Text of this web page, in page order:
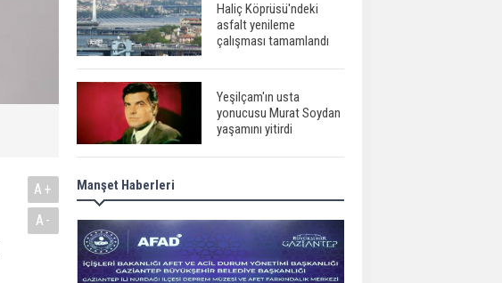
A+
A-
Haliç Köprüsü'ndeki
asfalt yenileme
çalışması tamamlandı
Yeşilçam'ın usta
yonucusu Murat Soydan
yaşamını yitirdi
Müsavat Dervişoğlu
cenazede görüntülendi
29 Mayıs okullar tatil mi?
Manşet Haberleri